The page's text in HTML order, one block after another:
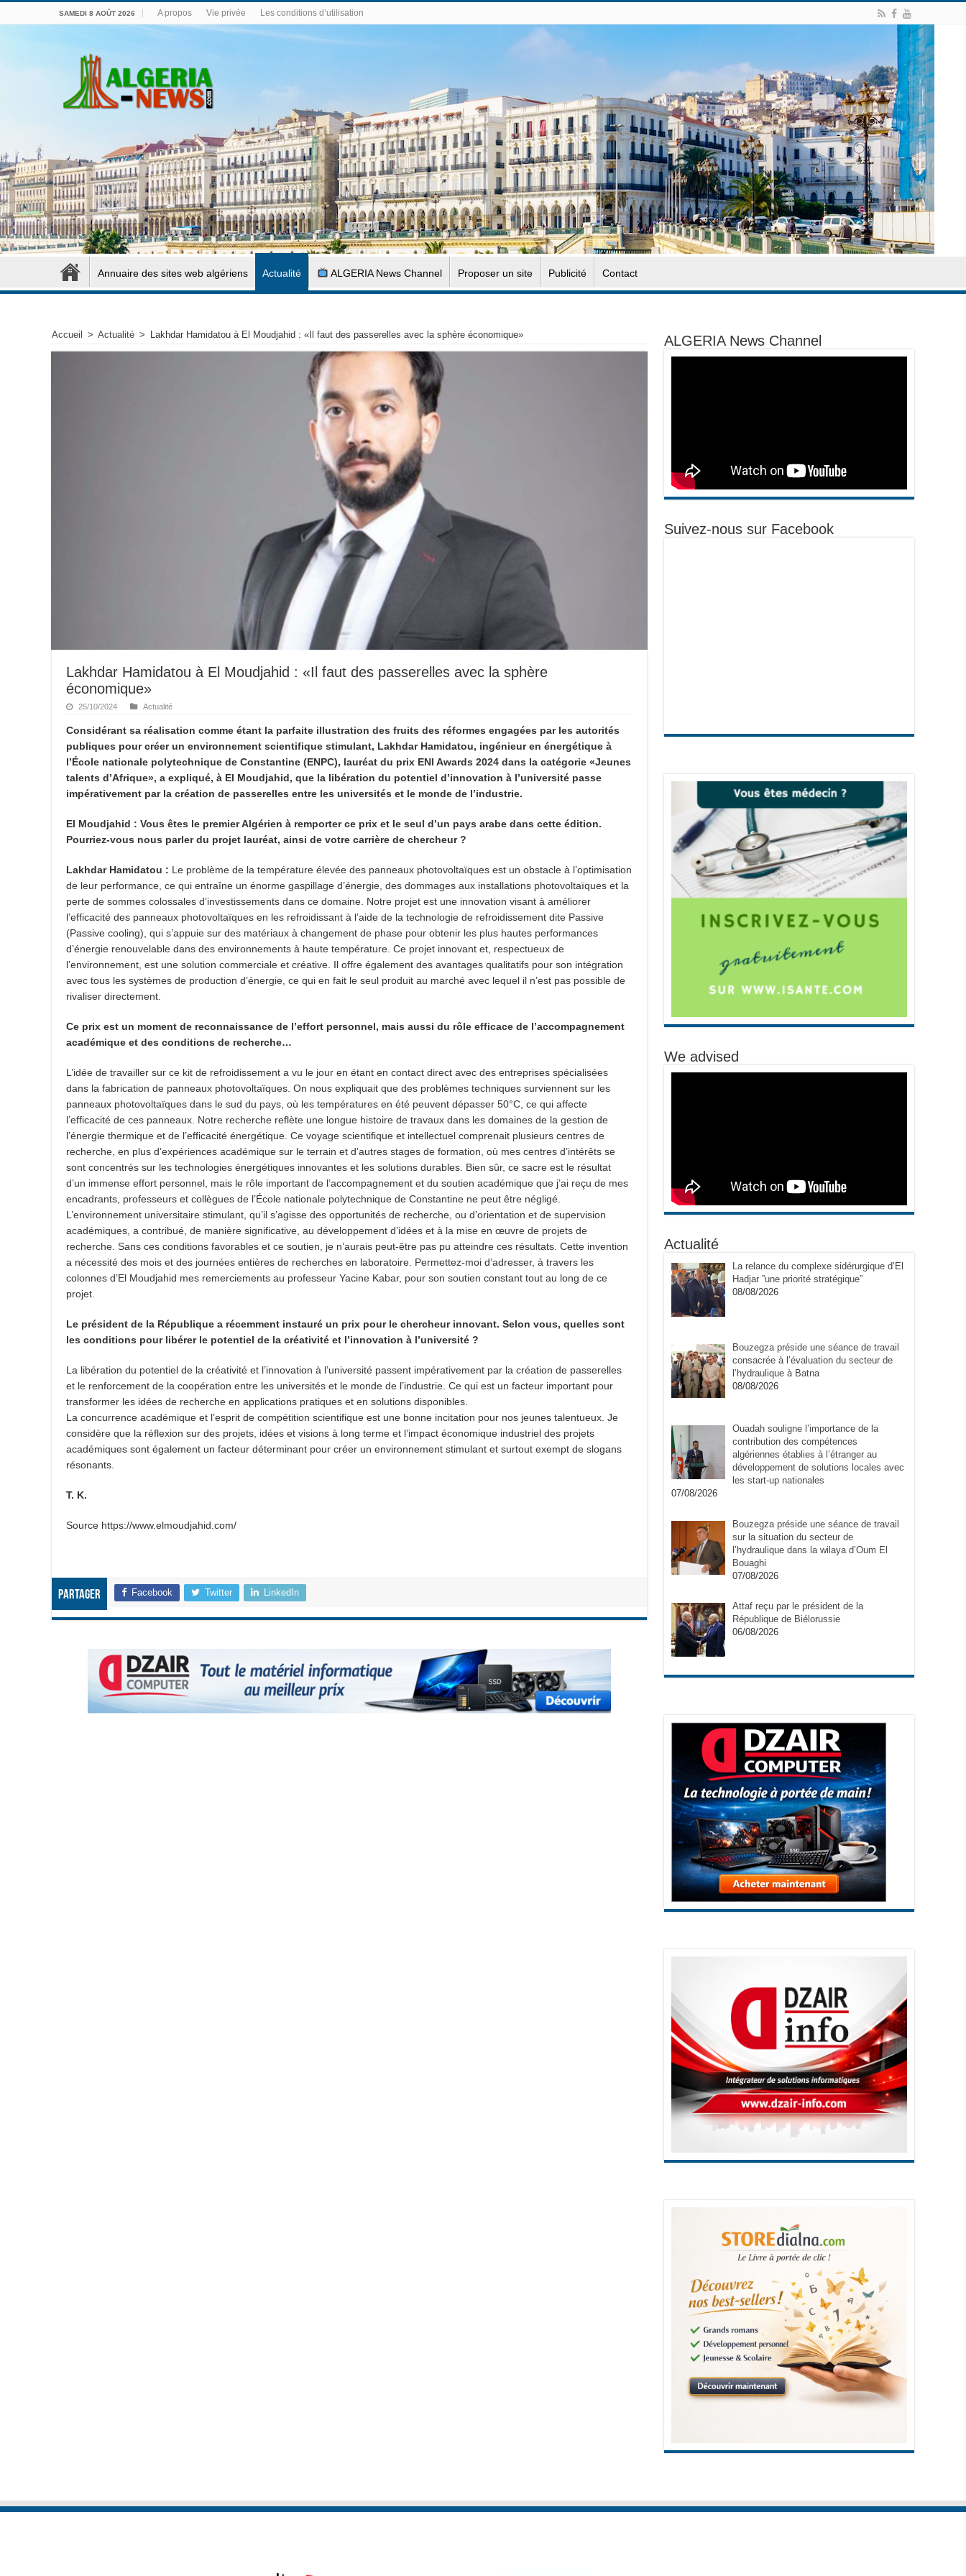
SAMEDI 8 AOÛT 2026 A propos Vie privée Les conditions d’utilisation
Annuaire des sites web algériens Actualité ALGERIA News Channel Proposer un site Publicité Contact
Accueil > Actualité > Lakhdar Hamidatou à El Moudjahid : «Il faut des passerelles avec la sphère économique»
Lakhdar Hamidatou à El Moudjahid : «Il faut des passerelles avec la sphère
économique»
25/10/2024 Actualité
Considérant sa réalisation comme étant la parfaite illustration des fruits des réformes engagées par les autorités
publiques pour créer un environnement scientifique stimulant, Lakhdar Hamidatou, ingénieur en énergétique à
l’École nationale polytechnique de Constantine (ENPC), lauréat du prix ENI Awards 2024 dans la catégorie «Jeunes
talents d’Afrique», a expliqué, à El Moudjahid, que la libération du potentiel d’innovation à l’université passe
impérativement par la création de passerelles entre les universités et le monde de l’industrie.
El Moudjahid : Vous êtes le premier Algérien à remporter ce prix et le seul d’un pays arabe dans cette édition.
Pourriez-vous nous parler du projet lauréat, ainsi de votre carrière de chercheur ?
Lakhdar Hamidatou : Le problème de la température élevée des panneaux photovoltaïques est un obstacle à l’optimisation
de leur performance, ce qui entraîne un énorme gaspillage d’énergie, des dommages aux installations photovoltaïques et la
perte de sommes colossales d’investissements dans ce domaine. Notre projet est une innovation visant à améliorer
l’efficacité des panneaux photovoltaïques en les refroidissant à l’aide de la technologie de refroidissement dite Passive
(Passive cooling), qui s’appuie sur des matériaux à changement de phase pour obtenir les plus hautes performances
d’énergie renouvelable dans des environnements à haute température. Ce projet innovant et, respectueux de
l’environnement, est une solution commerciale et créative. Il offre également des avantages qualitatifs pour son intégration
avec tous les systèmes de production d’énergie, ce qui en fait le seul produit au marché avec lequel il n’est pas possible de
rivaliser directement.
Ce prix est un moment de reconnaissance de l’effort personnel, mais aussi du rôle efficace de l’accompagnement
académique et des conditions de recherche…
L’idée de travailler sur ce kit de refroidissement a vu le jour en étant en contact direct avec des entreprises spécialisées
dans la fabrication de panneaux photovoltaïques. On nous expliquait que des problèmes techniques surviennent sur les
panneaux photovoltaïques dans le sud du pays, où les températures en été peuvent dépasser 50°C, ce qui affecte
l’efficacité de ces panneaux. Notre recherche reflète une longue histoire de travaux dans les domaines de la gestion de
l’énergie thermique et de l’efficacité énergétique. Ce voyage scientifique et intellectuel comprenait plusieurs centres de
recherche, en plus d’expériences académique sur le terrain et d’autres stages de formation, où mes centres d’intérêts se
sont concentrés sur les technologies énergétiques innovantes et les solutions durables. Bien sûr, ce sacre est le résultat
d’un immense effort personnel, mais le rôle important de l’accompagnement et du soutien académique que j’ai reçu de mes
encadrants, professeurs et collègues de l’École nationale polytechnique de Constantine ne peut être négligé.
L’environnement universitaire stimulant, qu’il s’agisse des opportunités de recherche, ou d’orientation et de supervision
académiques, a contribué, de manière significative, au développement d’idées et à la mise en œuvre de projets de
recherche. Sans ces conditions favorables et ce soutien, je n’aurais peut-être pas pu atteindre ces résultats. Cette invention
a nécessité des mois et des journées entières de recherches en laboratoire. Permettez-moi d’adresser, à travers les
colonnes d’El Moudjahid mes remerciements au professeur Yacine Kabar, pour son soutien constant tout au long de ce
projet.
Le président de la République a récemment instauré un prix pour le chercheur innovant. Selon vous, quelles sont
les conditions pour libérer le potentiel de la créativité et l’innovation à l’université ?
La libération du potentiel de la créativité et l’innovation à l’université passent impérativement par la création de passerelles
et le renforcement de la coopération entre les universités et le monde de l’industrie. Ce qui est un facteur important pour
transformer les idées de recherche en applications pratiques et en solutions disponibles.
La concurrence académique et l’esprit de compétition scientifique est une bonne incitation pour nos jeunes talentueux. Je
considère que la réflexion sur des projets, idées et visions à long terme et l’impact économique industriel des projets
académiques sont également un facteur déterminant pour créer un environnement stimulant et surtout exempt de slogans
résonants.
T. K.
Source https://www.elmoudjahid.com/
Partager Facebook Twitter LinkedIn
ALGERIA News Channel
Suivez-nous sur Facebook
We advised
Actualité
La relance du complexe sidérurgique d’El
Hadjar ”une priorité stratégique”
08/08/2026
Bouzegza préside une séance de travail
consacrée à l’évaluation du secteur de
l’hydraulique à Batna
08/08/2026
Ouadah souligne l’importance de la
contribution des compétences
algériennes établies à l’étranger au
développement de solutions locales avec
les start-up nationales
07/08/2026
Bouzegza préside une séance de travail
sur la situation du secteur de
l’hydraulique dans la wilaya d’Oum El
Bouaghi
07/08/2026
Attaf reçu par le président de la
République de Biélorussie
06/08/2026